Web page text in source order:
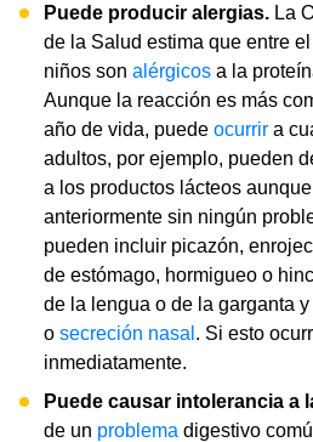
Puede producir alergias. La
de la Salud estima que entre
niños son alérgicos a la
Aunque la reacción es más
año de vida, puede ocurrir a
adultos, por ejemplo, pueden
a los productos lácteos
anteriormente sin ningún
pueden incluir picazón,
de estómago, hormigueo o
de la lengua o de la garganta
o secreción nasal . Si esto
inmediatamente.
Puede causar intolerancia a
de un problema digestivo